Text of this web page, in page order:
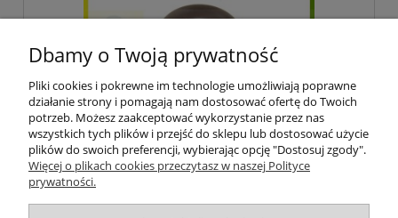
PIERŚCIEŃ USZCZELNIAJĄCY ORYGINAŁ
CASE NEW HOLLAND 14456881
Dbamy o Twoją prywatność
Pliki cookies i pokrewne im technologie umożliwiają poprawne
działanie strony i pomagają nam dostosować ofertę do Twoich
potrzeb. Możesz zaakceptować wykorzystanie przez nas
wszystkich tych plików i przejść do sklepu lub dostosować użycie
plików do swoich preferencji, wybierając opcję "Dostosuj zgody".
Więcej o plikach cookies przeczytasz w naszej Polityce
prywatności.